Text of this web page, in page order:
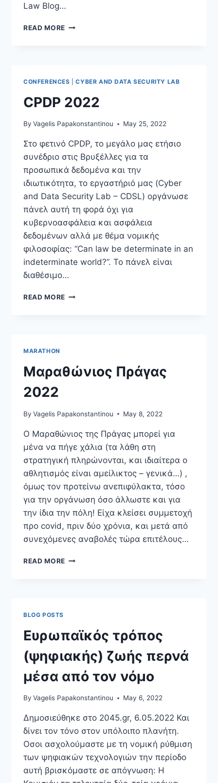
Law Blog…
READ MORE NEW
DIGITAL
TECHNOLOGIES
IN
THE
THE
MAKING
PHENOMENA
OF
IFICATION”,
“GDPR
MIMESIS”
AND
“EU
LAW
BRUTALITY”
CONFERENCES |CYBER AND DATA SECURITY LAB
CPDP 2022
By Vagelis Papakonstantinou May 25, 2022
Στο φετινό CPDP, το μεγάλο μας ετήσιο
συνέδριο στις Βρυξέλλες για τα
προσωπικά δεδομένα και την
ιδιωτικότητα, το εργαστήριό μας (Cyber
and Data Security Lab – CDSL) οργάνωσε
πάνελ αυτή τη φορά όχι για
κυβερνοασφάλεια και ασφάλεια
δεδομένων αλλά με θέμα νομικής
φιλοσοφίας: “Can law be determinate in an
indeterminate world?”. Το πάνελ είναι
διαθέσιμο…
READ MORE CPDP
MARATHON
Μαραθώνιος Πράγας
2022
By Vagelis Papakonstantinou May 8, 2022
Ο Μαραθώνιος της Πράγας μπορεί για
μένα να πήγε χάλια (τα λάθη στη
στρατηγική πληρώνονται, και ιδιαίτερα ο
αθλητισμός είναι αμείλικτος – γενικά…) ,
όμως τον προτείνω ανεπιφύλακτα, τόσο
για την οργάνωση όσο άλλωστε και για
την ίδια την πόλη! Είχα κλείσει συμμετοχή
προ covid, πριν δύο χρόνια, και μετά από
συνεχόμενες αναβολές τώρα επιτέλους…
READ MORE ΜΑΡΑΘΏΝΙΟΣ
BLOG POSTS
Ευρωπαϊκός τρόπος
(ψηφιακής) ζωής περνά
μέσα από τον νόμο
By Vagelis Papakonstantinou May 6, 2022
Δημοσιεύθηκε στο 2045.gr, 6.05.2022 Και
δίνει τον τόνο στον υπόλοιπο πλανήτη.
Οσοι ασχολούμαστε με τη νομική ρύθμιση
των ψηφιακών τεχνολογιών την περίοδο
αυτή βρισκόμαστε σε απόγνωση: Η